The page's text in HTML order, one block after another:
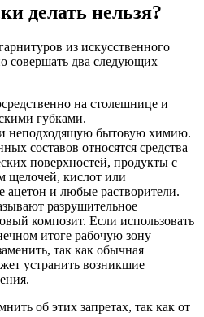
делать нельзя?
из искусственного
совершать два следующих
на столешнице и
губками.
неподходящую бытовую химию.
составов относятся средства
поверхностей, продукты с
щелочей, кислот или
ацетон и любые растворители.
разрушительное
композит. Если использовать
итоге рабочую зону
так как обычная
устранить возникшие
об этих запретах, так как от